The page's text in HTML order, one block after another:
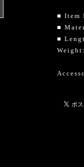
■ Item
■
■